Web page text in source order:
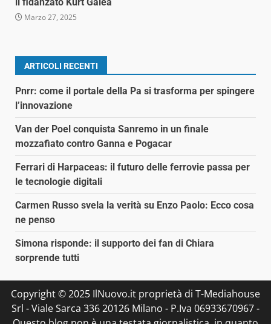
Marzo 27, 2025
ARTICOLI RECENTI
Pnrr: come il portale della Pa si trasforma per spingere
l’innovazione
Van der Poel conquista Sanremo in un finale
mozzafiato contro Ganna e Pogacar
Ferrari di Harpaceas: il futuro delle ferrovie passa per
le tecnologie digitali
Carmen Russo svela la verità su Enzo Paolo: Ecco cosa
ne penso
Simona risponde: il supporto dei fan di Chiara
sorprende tutti
Copyright © 2025 IlNuovo.it proprietà di T-Mediahouse
Srl - Viale Sarca 336 20126 Milano - P.Iva 06933670967 -